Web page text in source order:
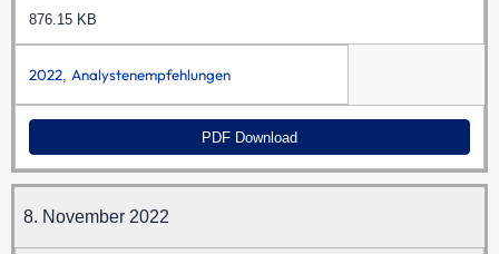
876.15 KB
2022, Analystenempfehlungen
PDF Download
8. November 2022